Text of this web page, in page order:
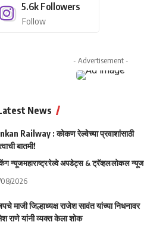
5.6k Followers
Follow
- Advertisement -
News
Railway : कोकण रेल्वेच्या प्रवाशांसाठी
बातमी!
न्यूजमहाराष्ट्ररेल्वे अपडेट्स & ट्रॅव्हललोकल न्यूज
2026
माजी जिल्हाध्यक्ष राजेश सावंत यांच्या निधनावर
राणे यांनी व्यक्त केला शोक